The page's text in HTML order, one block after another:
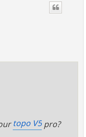
topo V5 pro?